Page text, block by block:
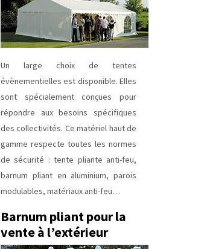
Un large choix de tentes
évènementielles est disponible. Elles
sont spécialement conçues pour
répondre aux besoins spécifiques
des collectivités. Ce matériel haut de
gamme respecte toutes les normes
de sécurité : tente pliante anti-feu,
barnum pliant en aluminium, parois
modulables, matériaux anti-feu…
Barnum pliant pour la
vente à l’extérieur